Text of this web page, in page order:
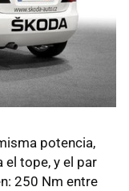
potencia,
el tope, y el par
250 Nm entre